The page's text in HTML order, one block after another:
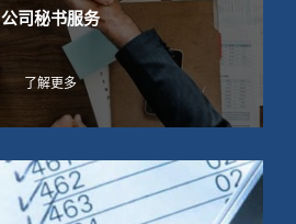
公司秘书服务
了解更多